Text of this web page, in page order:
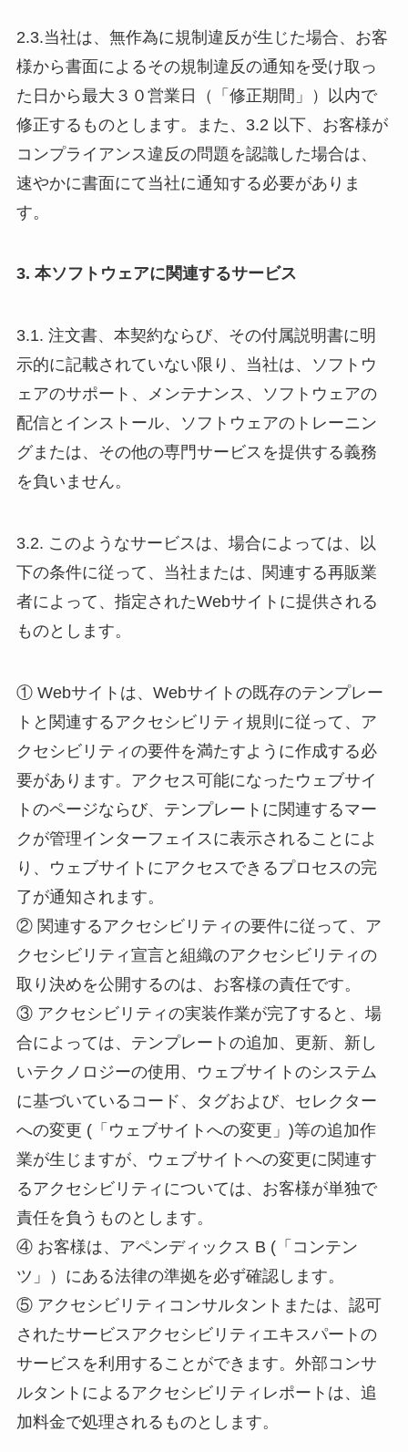
2.3.当社は、無作為に規制違反が生じた場合、お客
様から書面によるその規制違反の通知を受け取っ
た日から最大３０営業日（「修正期間」）以内で
修正するものとします。また、3.2 以下、お客様が
コンプライアンス違反の問題を認識した場合は、
速やかに書面にて当社に通知する必要がありま
す。
3. 本ソフトウェアに関連するサービス
3.1. 注文書、本契約ならび、その付属説明書に明
示的に記載されていない限り、当社は、ソフトウ
ェアのサポート、メンテナンス、ソフトウェアの
配信とインストール、ソフトウェアのトレーニン
グまたは、その他の専門サービスを提供する義務
を負いません。
3.2. このようなサービスは、場合によっては、以
下の条件に従って、当社または、関連する再販業
者によって、指定されたWebサイトに提供される
ものとします。
① Webサイトは、Webサイトの既存のテンプレー
トと関連するアクセシビリティ規則に従って、ア
クセシビリティの要件を満たすように作成する必
要があります。アクセス可能になったウェブサイ
トのページならび、テンプレートに関連するマー
クが管理インターフェイスに表示されることによ
り、ウェブサイトにアクセスできるプロセスの完
了が通知されます。
② 関連するアクセシビリティの要件に従って、ア
クセシビリティ宣言と組織のアクセシビリティの
取り決めを公開するのは、お客様の責任です。
③ アクセシビリティの実装作業が完了すると、場
合によっては、テンプレートの追加、更新、新し
いテクノロジーの使用、ウェブサイトのシステム
に基づいているコード、タグおよび、セレクター
への変更 (「ウェブサイトへの変更」)等の追加作
業が生じますが、ウェブサイトへの変更に関連す
るアクセシビリティについては、お客様が単独で
責任を負うものとします。
④ お客様は、アペンディックス B (「コンテン
ツ」）にある法律の準拠を必ず確認します。
⑤ アクセシビリティコンサルタントまたは、認可
されたサービスアクセシビリティエキスパートの
サービスを利用することができます。外部コンサ
ルタントによるアクセシビリティレポートは、追
加料金で処理されるものとします。